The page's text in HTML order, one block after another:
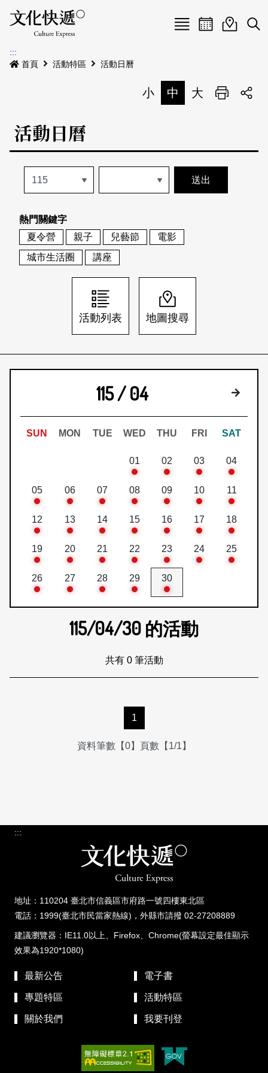
Menu
最新公告
本期專題
歷史專題
活動特區
活動列表
地圖搜尋
關於我們
關於我們
刊物索取地點
會員基本資料
刊登活動
網站導覽 English
日本語 登入/註冊
活動日曆活動地圖
展
:::
首頁
活動特區 活動日曆
小 中 大 列印
活動日曆
熱門關鍵字
夏令營
親子 兒藝節
電影
城市生活圈
講座
活動列表 地圖搜尋
115 / 04 下個月
SUN MON TUE WED THU FRI SAT
01 02 03 04
05 06 07 08 09 10 11
12 13 14 15 16 17 18
19 20 21 22 23 24 25
26 27 28 29 30
115/04/30 的活動
共有 0 筆活動
1
資料筆數【0】頁數【1/1】
:::
地址：110204 臺北市信義區市府路一號四樓東北區
電話：1999(臺北市民當家熱線)，外縣市請撥 02-27208889
建議瀏覽器：IE11.0以上、Firefox、Chrome(螢幕設定最佳顯示
效果為1920*1080)
最新公告 電子書
專題特區 活動特區
關於我們 我要刊登